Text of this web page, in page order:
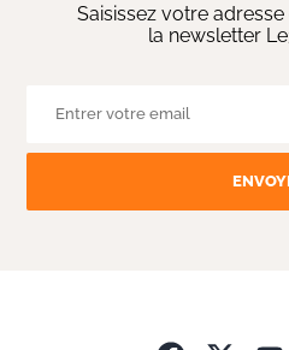
Saisissez votre
la newsletter